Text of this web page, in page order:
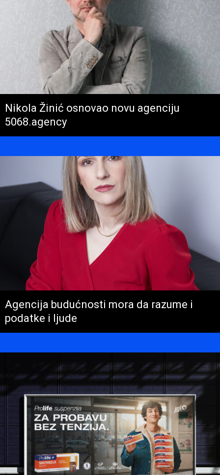
Nikola Žinić osnovao novu agenciju
5068.agency
Agencija budućnosti mora da razume i
podatke i ljude